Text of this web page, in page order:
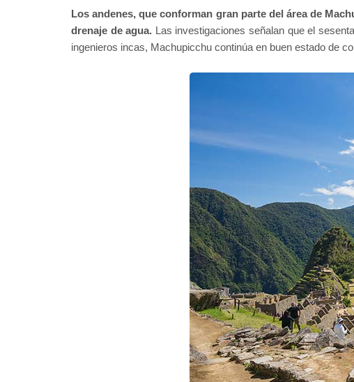
Los andenes, que conforman gran parte del área de
drenaje de agua. Las investigaciones señalan que el
ingenieros incas, Machupicchu continúa en buen estado de